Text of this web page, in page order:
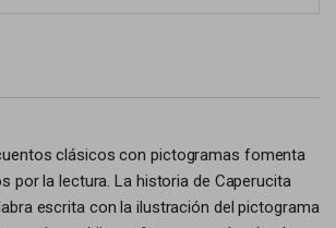
clásicos con pictogramas fomenta
por la lectura. La historia de Caperucita
escrita con la ilustración del pictograma